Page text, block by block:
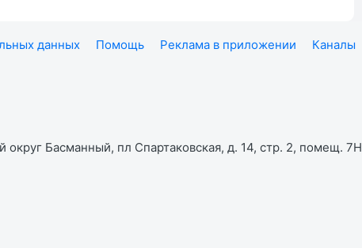
данных Помощь Реклама в приложении Каналы
Басманный, пл Спартаковская, д. 14, стр. 2, помещ. 7Н